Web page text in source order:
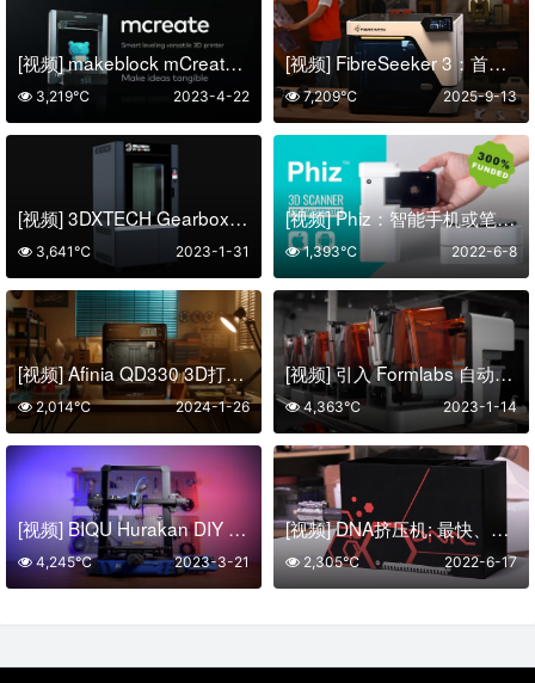
[视频] makeblock mCreate – 智能教育3D打印机和激光雕刻机
2023-4-22
3,219℃
[视频] FibreSeeker 3：首款消费级连续纤维3D打印机
2025-9-13
7,209℃
[视频] 3DXTECH Gearbox™ HT2 Ultra 聚合物3D打印机
2023-1-31
3,641℃
[视频] Phiz：智能手机或笔记本电脑上经济实惠的 3D扫描仪
2022-6-8
1,393℃
[视频] Afinia QD330 3D打印机：速度快、性能好、价格低廉
2024-1-26
2,014℃
[视频] 引入 Formlabs 自动化生态系统：24*7 生产变得简单
2023-1-14
4,363℃
[视频] BIQU Hurakan DIY 3D Printer 一款高性价比的3D打印机
2023-3-21
4,245℃
[视频] DNA挤压机: 最快、最精确的家用细丝挤压机
2022-6-17
2,305℃